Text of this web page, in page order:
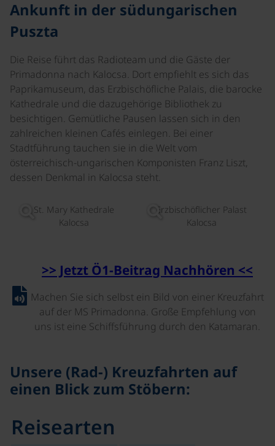
Ankunft in der südungarischen
Puszta
Die Reise führt das Radioteam und die Gäste der
Primadonna nach Kalocsa. Dort empfiehlt es sich das
Paprikamuseum, das Erzbischöfliche Palais, die barocke
Kathedrale und die dazugehörige Bibliothek zu
besichtigen. Gemütliche Pausen lassen sich in den
zahlreichen kleinen Cafés einlegen. Bei einer
Stadtführung tauchen sie in die Welt vom
österreichisch-ungarischen Komponisten Franz Liszt,
dessen Denkmal in Kalocsa steht.
St. Mary Kathedrale
Kalocsa
Erzbischöflicher Palast
Kalocsa
>> Jetzt Ö1-Beitrag Nachhören <<
Machen Sie sich selbst ein Bild von einer Kreuzfahrt
auf der MS Primadonna. Große Empfehlung von
uns ist eine Schiffsführung durch den Katamaran.
Unsere (Rad-) Kreuzfahrten auf
einen Blick zum Stöbern:
Reisearten